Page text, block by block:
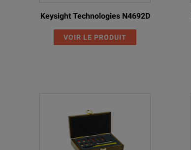
Keysight Technologies N4692D
VOIR LE PRODUIT